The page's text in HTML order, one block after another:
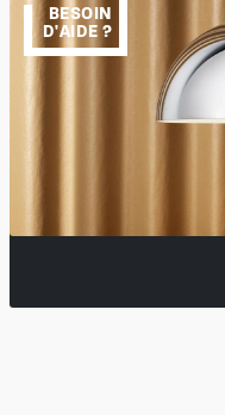
BESOIN
D'AIDE ?